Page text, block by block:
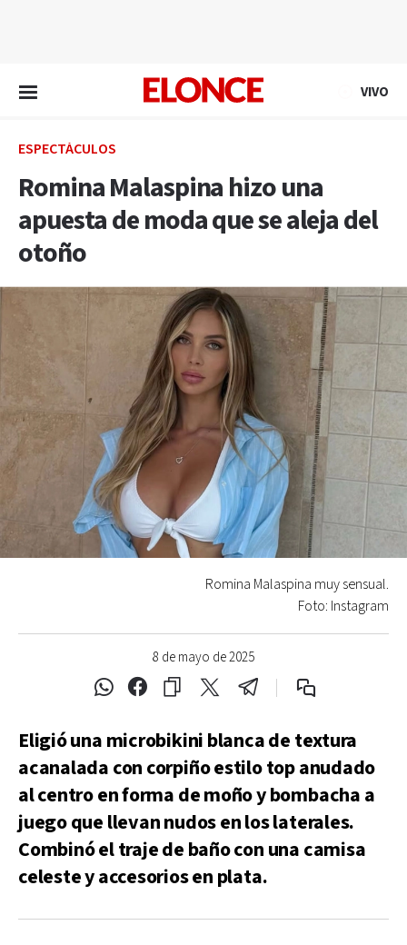
VIVO
ESPECTÁCULOS
Romina Malaspina hizo una
apuesta de moda que se aleja del
otoño
8 de mayo de 2025
Romina Malaspina muy sensual.
Foto: Instagram
Eligió una microbikini blanca de textura
acanalada con corpiño estilo top anudado
al centro en forma de moño y bombacha a
juego que llevan nudos en los laterales.
Combinó el traje de baño con una camisa
celeste y accesorios en plata.